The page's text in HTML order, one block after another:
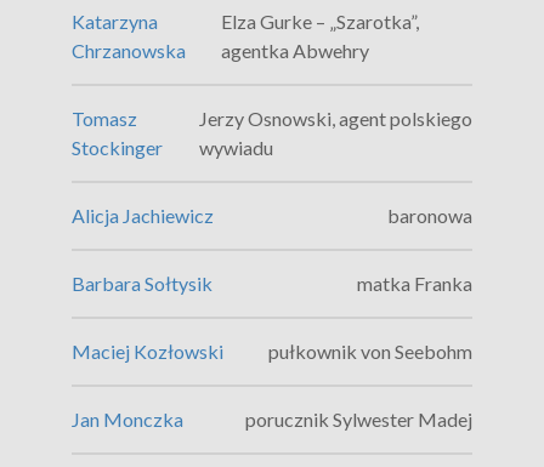
Katarzyna
Chrzanowska
Elza Gurke – „Szarotka”,
agentka Abwehry
Tomasz
Stockinger
Jerzy Osnowski, agent polskiego
wywiadu
Alicja Jachiewicz baronowa
Barbara Sołtysik matka Franka
Maciej Kozłowski pułkownik von Seebohm
Jan Monczka porucznik Sylwester Madej